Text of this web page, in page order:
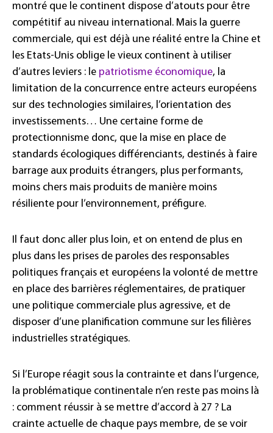
montré que le continent dispose d’atouts pour être
compétitif au niveau international. Mais la guerre
commerciale, qui est déjà une réalité entre la Chine et
les Etats-Unis oblige le vieux continent à utiliser
d’autres leviers : le patriotisme économique, la
limitation de la concurrence entre acteurs européens
sur des technologies similaires, l’orientation des
investissements… Une certaine forme de
protectionnisme donc, que la mise en place de
standards écologiques différenciants, destinés à faire
barrage aux produits étrangers, plus performants,
moins chers mais produits de manière moins
résiliente pour l’environnement, préfigure.
Il faut donc aller plus loin, et on entend de plus en
plus dans les prises de paroles des responsables
politiques français et européens la volonté de mettre
en place des barrières réglementaires, de pratiquer
une politique commerciale plus agressive, et de
disposer d’une planification commune sur les filières
industrielles stratégiques.
Si l’Europe réagit sous la contrainte et dans l’urgence,
la problématique continentale n’en reste pas moins là
: comment réussir à se mettre d’accord à 27 ? La
crainte actuelle de chaque pays membre, de se voir